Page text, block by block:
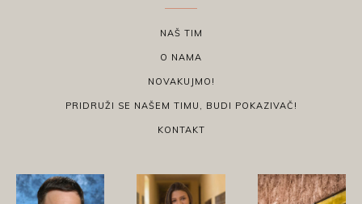
NAŠ TIM
O NAMA
NOVAKUJMO!
PRIDRUŽI SE NAŠEM TIMU, BUDI POKAZIVAČ!
KONTAKT